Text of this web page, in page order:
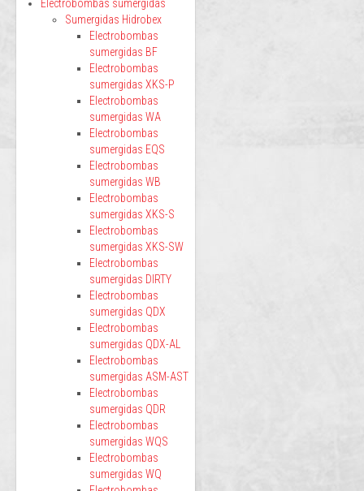
Electrobombas sumergidas
Sumergidas Hidrobex
Electrobombas
sumergidas BF
Electrobombas
sumergidas XKS-P
Electrobombas
sumergidas WA
Electrobombas
sumergidas EQS
Electrobombas
sumergidas WB
Electrobombas
sumergidas XKS-S
Electrobombas
sumergidas XKS-SW
Electrobombas
sumergidas DIRTY
Electrobombas
sumergidas QDX
Electrobombas
sumergidas QDX-AL
Electrobombas
sumergidas ASM-AST
Electrobombas
sumergidas QDR
Electrobombas
sumergidas WQS
Electrobombas
sumergidas WQ